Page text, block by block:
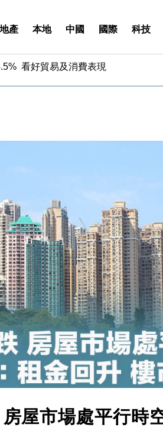
地產 本地 中國 國際 科技
息增15%至47仙
看好貿易及消費表現
預期 貿易順差達1125億美元
斥6.28萬億日圓干預創新高
分彈藥庫存緊張
注未上市公司
息增15%至47仙
看好貿易及消費表現
」 43歲女子損失近6900萬元
近2%
洲CEO蔡德粦接任
3年最長跌勢
預期 貿易順差達1125億美元
斥6.28萬億日圓干預創新高
分彈藥庫存緊張
押注未上市公司
屋市場處平行時